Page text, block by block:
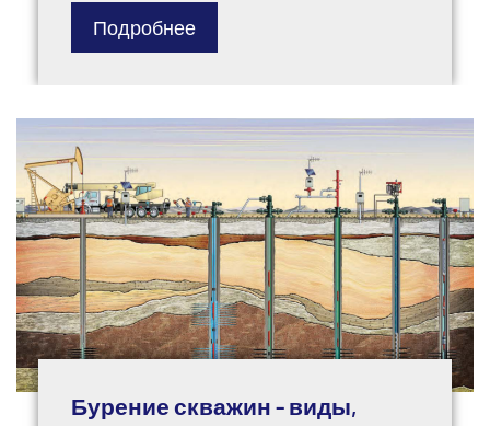
Подробнее
Бурение скважин - виды,